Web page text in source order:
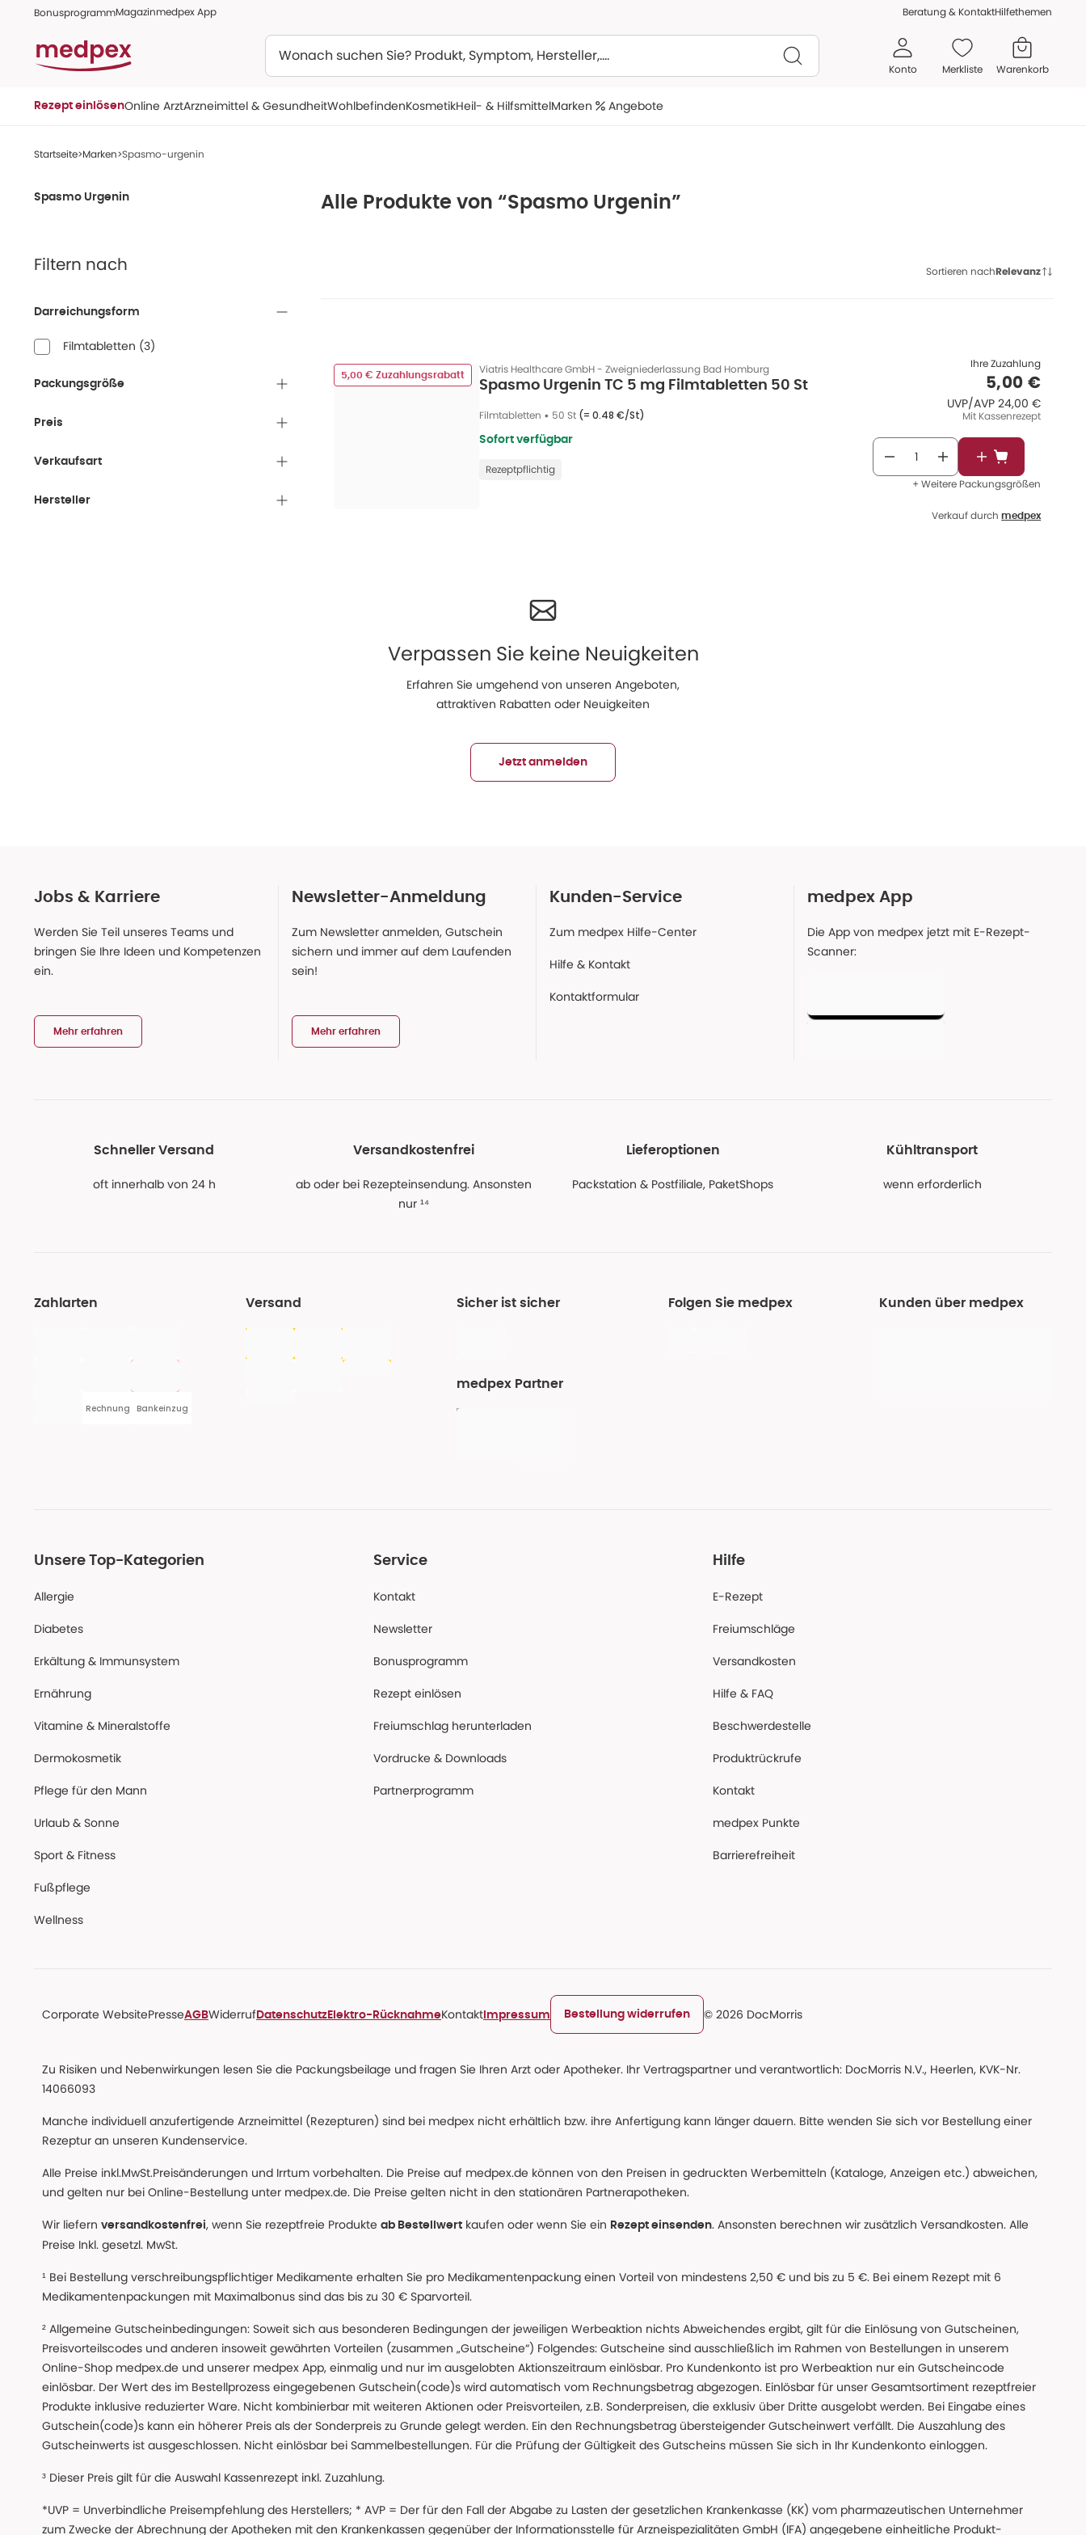
BonusprogrammMagazinmedpex App Beratung & KontaktHilfethemen
Konto Merkliste Warenkorb
Rezept einlösenOnline ArztArzneimittel & GesundheitWohlbefindenKosmetikHeil- & HilfsmittelMarken Angebote
Startseite Marken Spasmo-urgenin
Alle Produkte von “Spasmo Urgenin”
Spasmo Urgenin
Filtern nach
Darreichungsform
Filmtabletten (3)
Packungsgröße
Preis
Verkaufsart
Hersteller
Sortieren nachRelevanz
5,00 € Zuzahlungsrabatt Viatris Healthcare GmbH - Zweigniederlassung Bad Homburg
Spasmo Urgenin TC 5 mg Filmtabletten 50 St
Filmtabletten • 50 St (= 0.48 €/St)
Sofort verfügbar
Rezeptpflichtig
Ihre Zuzahlung
5,00 €
UVP/AVP UVP/AVP
24,00 €
Mit Kassenrezept
In den
+ Weitere Packungsgrößen
Verkauf durch medpex
Verpassen Sie keine Neuigkeiten
Erfahren Sie umgehend von unseren Angeboten,
attraktiven Rabatten oder Neuigkeiten
Jetzt anmelden
Jobs & Karriere
Werden Sie Teil unseres Teams und
bringen Sie Ihre Ideen und Kompetenzen
ein.
Mehr erfahren
Newsletter-Anmeldung
Zum Newsletter anmelden, Gutschein
sichern und immer auf dem Laufenden
sein!
Mehr erfahren
Kunden-Service
Zum medpex Hilfe-Center
Hilfe & Kontakt
Kontaktformular
medpex App
Die App von medpex jetzt mit E-Rezept-
Scanner:
Schneller Versand
oft innerhalb von 24 h
Versandkostenfrei
ab oder bei Rezepteinsendung. Ansonsten
nur ¹⁴
Lieferoptionen
Packstation & Postfiliale, PaketShops
Kühltransport
wenn erforderlich
Zahlarten
Rechnung Bankeinzug
Versand Sicher ist sicher
medpex Partner
Folgen Sie medpex Kunden über medpex
Unsere Top-Kategorien
Allergie
Diabetes
Erkältung & Immunsystem
Ernährung
Vitamine & Mineralstoffe
Dermokosmetik
Pflege für den Mann
Urlaub & Sonne
Sport & Fitness
Fußpflege
Wellness
Service
Kontakt
Newsletter
Bonusprogramm
Rezept einlösen
Freiumschlag herunterladen
Vordrucke & Downloads
Partnerprogramm
Hilfe
E-Rezept
Freiumschläge
Versandkosten
Hilfe & FAQ
Beschwerdestelle
Produktrückrufe
Kontakt
medpex Punkte
Barrierefreiheit
Corporate WebsitePresseAGBWiderruf Datenschutz Elektro-RücknahmeKontakt Impressum Bestellung widerrufen © 2026 DocMorris
Zu Risiken und Nebenwirkungen lesen Sie die Packungsbeilage und fragen Sie Ihren Arzt oder Apotheker. Ihr Vertragspartner und verantwortlich: DocMorris N.V., Heerlen, KVK-Nr.
14066093
Manche individuell anzufertigende Arzneimittel (Rezepturen) sind bei medpex nicht erhältlich bzw. ihre Anfertigung kann länger dauern. Bitte wenden Sie sich vor Bestellung einer
Rezeptur an unseren Kundenservice.
Alle Preise inkl.MwSt.Preisänderungen und Irrtum vorbehalten. Die Preise auf medpex.de können von den Preisen in gedruckten Werbemitteln (Kataloge, Anzeigen etc.) abweichen,
und gelten nur bei Online-Bestellung unter medpex.de. Die Preise gelten nicht in den stationären Partnerapotheken.
Wir liefern versandkostenfrei, wenn Sie rezeptfreie Produkte ab Bestellwert kaufen oder wenn Sie ein Rezept einsenden. Ansonsten berechnen wir zusätzlich Versandkosten. Alle
Preise Inkl. gesetzl. MwSt.
¹ Bei Bestellung verschreibungspflichtiger Medikamente erhalten Sie pro Medikamentenpackung einen Vorteil von mindestens 2,50 € und bis zu 5 €. Bei einem Rezept mit 6
Medikamentenpackungen mit Maximalbonus sind das bis zu 30 € Sparvorteil.
² Allgemeine Gutscheinbedingungen: Soweit sich aus besonderen Bedingungen der jeweiligen Werbeaktion nichts Abweichendes ergibt, gilt für die Einlösung von Gutscheinen,
Preisvorteilscodes und anderen insoweit gewährten Vorteilen (zusammen „Gutscheine“) Folgendes: Gutscheine sind ausschließlich im Rahmen von Bestellungen in unserem
Online-Shop medpex.de und unserer medpex App, einmalig und nur im ausgelobten Aktionszeitraum einlösbar. Pro Kundenkonto ist pro Werbeaktion nur ein Gutscheincode
einlösbar. Der Wert des im Bestellprozess eingegebenen Gutschein(code)s wird automatisch vom Rechnungsbetrag abgezogen. Einlösbar für unser Gesamtsortiment rezeptfreier
Produkte inklusive reduzierter Ware. Nicht kombinierbar mit weiteren Aktionen oder Preisvorteilen, z.B. Sonderpreisen, die exklusiv über Dritte ausgelobt werden. Bei Eingabe eines
Gutschein(code)s kann ein höherer Preis als der Sonderpreis zu Grunde gelegt werden. Ein den Rechnungsbetrag übersteigender Gutscheinwert verfällt. Die Auszahlung des
Gutscheinwerts ist ausgeschlossen. Nicht einlösbar bei Sammelbestellungen. Für die Prüfung der Gültigkeit des Gutscheins müssen Sie sich in Ihr Kundenkonto einloggen.
³ Dieser Preis gilt für die Auswahl Kassenrezept inkl. Zuzahlung.
*UVP = Unverbindliche Preisempfehlung des Herstellers; * AVP = Der für den Fall der Abgabe zu Lasten der gesetzlichen Krankenkasse (KK) vom pharmazeutischen Unternehmer
zum Zwecke der Abrechnung der Apotheken mit den Krankenkassen gegenüber der Informationsstelle für Arzneispezialitäten GmbH (IFA) angegebene einheitliche Produkt-